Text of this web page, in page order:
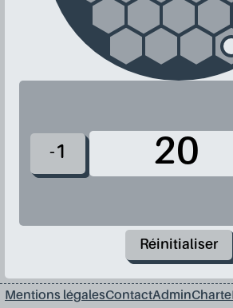
-1
Réinitialiser
Mentions légalesContactAdminCharte